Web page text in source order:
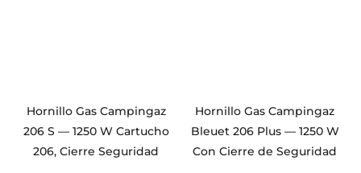
Hornillo Gas Campingaz
206 S — 1250 W Cartucho
206, Cierre Seguridad
Hornillo Gas Campingaz
Bleuet 206 Plus — 1250 W
Con Cierre de Seguridad